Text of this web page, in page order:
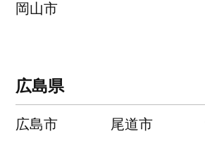
岡山市
広島県
広島市 尾道市